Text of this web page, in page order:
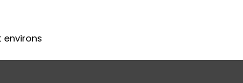
environs